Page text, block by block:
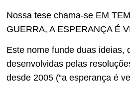
Nossa tese chama-se EM
GUERRA, A ESPERANÇA É
Este nome funde duas ideias,
desenvolvidas pelas
desde 2005 (“a esperança é